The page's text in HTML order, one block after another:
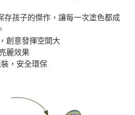
存孩子的傑作，讓每一次塗色都成
創意發揮空間大
麗效果
，安全環保